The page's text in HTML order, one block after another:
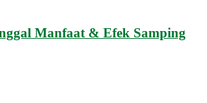
Manfaat & Efek Samping